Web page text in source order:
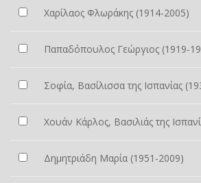
Χαρίλαος Φλωράκης (1914-2005)
Παπαδόπουλος Γεώργιος (1919-
Σοφία, Βασίλισσα της Ισπανίας
Χουάν Κάρλος, Βασιλιάς της
Δημητριάδη Μαρία (1951-2009)